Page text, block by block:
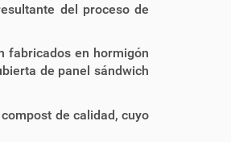
del proceso de
fabricados en hormigón
de panel sándwich
de calidad, cuyo